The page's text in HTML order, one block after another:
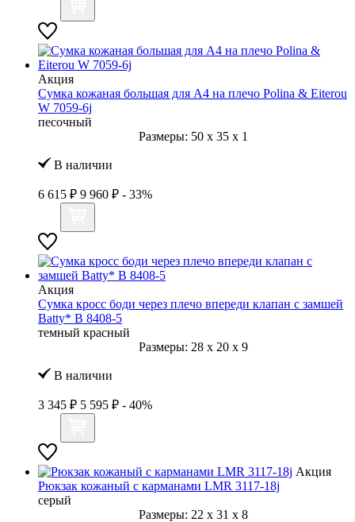
Акция
Сумка кожаная большая для А4 на плечо Polina & Eiterou
W 7059-6j
песочный
Размеры: 50 x 35 x 1
В наличии
6 615 ₽ 9 960 ₽ - 33%
Акция
Сумка кросс боди через плечо впереди клапан с замшей
Batty* B 8408-5
темный красный
Размеры: 28 x 20 x 9
В наличии
3 345 ₽ 5 595 ₽ - 40%
Акция
Рюкзак кожаный с карманами LMR 3117-18j
серый
Размеры: 22 x 31 x 8